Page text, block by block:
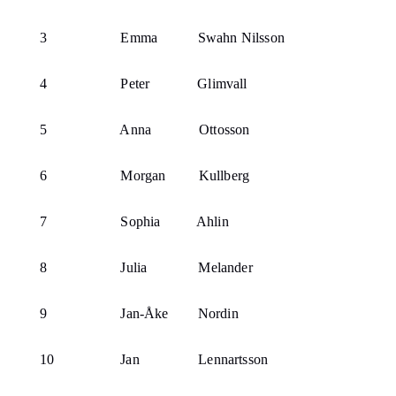
3 Emma Swahn Nilsson
4 Peter Glimvall
5 Anna Ottosson
6 Morgan Kullberg
7 Sophia Ahlin
8 Julia Melander
9 Jan-Åke Nordin
10 Jan Lennartsson